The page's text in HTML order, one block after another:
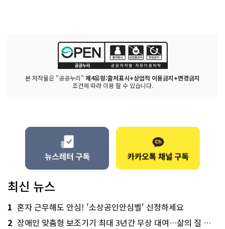
본 저작물은 "공공누리" 제4유형:출처표시+상업적 이용금지+변경금지
조건에 따라 이용 할 수 있습니다.
최신 뉴스
1 혼자 근무해도 안심! '소상공인안심벨' 신청하세요
2 장애인 맞춤형 보조기기 최대 3년간 무상 대여…삶의 질 높인다